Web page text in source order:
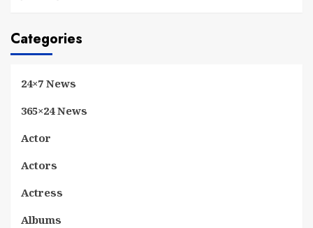
Categories
24×7 News
365×24 News
Actor
Actors
Actress
Albums